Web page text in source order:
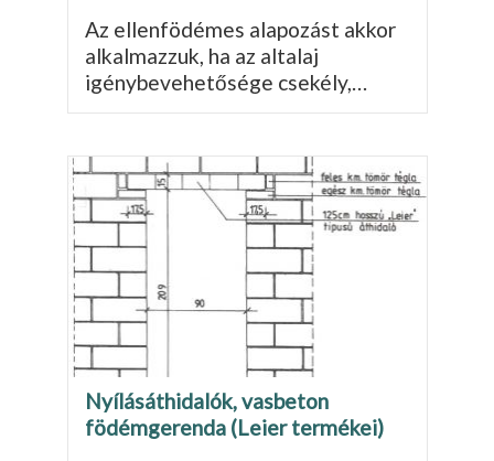
Az ellenfödémes alapozást akkor
al­kalmazzuk, ha az altalaj
igénybeve­hetősége csekély,…
Nyílásáthidalók, vasbeton
födémgerenda (Leier termékei)